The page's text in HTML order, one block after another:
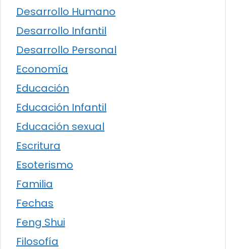
Desarrollo Humano
Desarrollo Infantil
Desarrollo Personal
Economía
Educación
Educación Infantil
Educación sexual
Escritura
Esoterismo
Familia
Fechas
Feng Shui
Filosofía